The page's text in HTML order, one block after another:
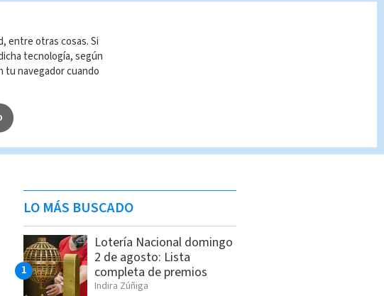
LO MÁS BUSCADO
Lotería Nacional domingo
2 de agosto: Lista
completa de premios
Indira Zúñiga
entre otras cosas. Si
tecnología, según
tu navegador cuando